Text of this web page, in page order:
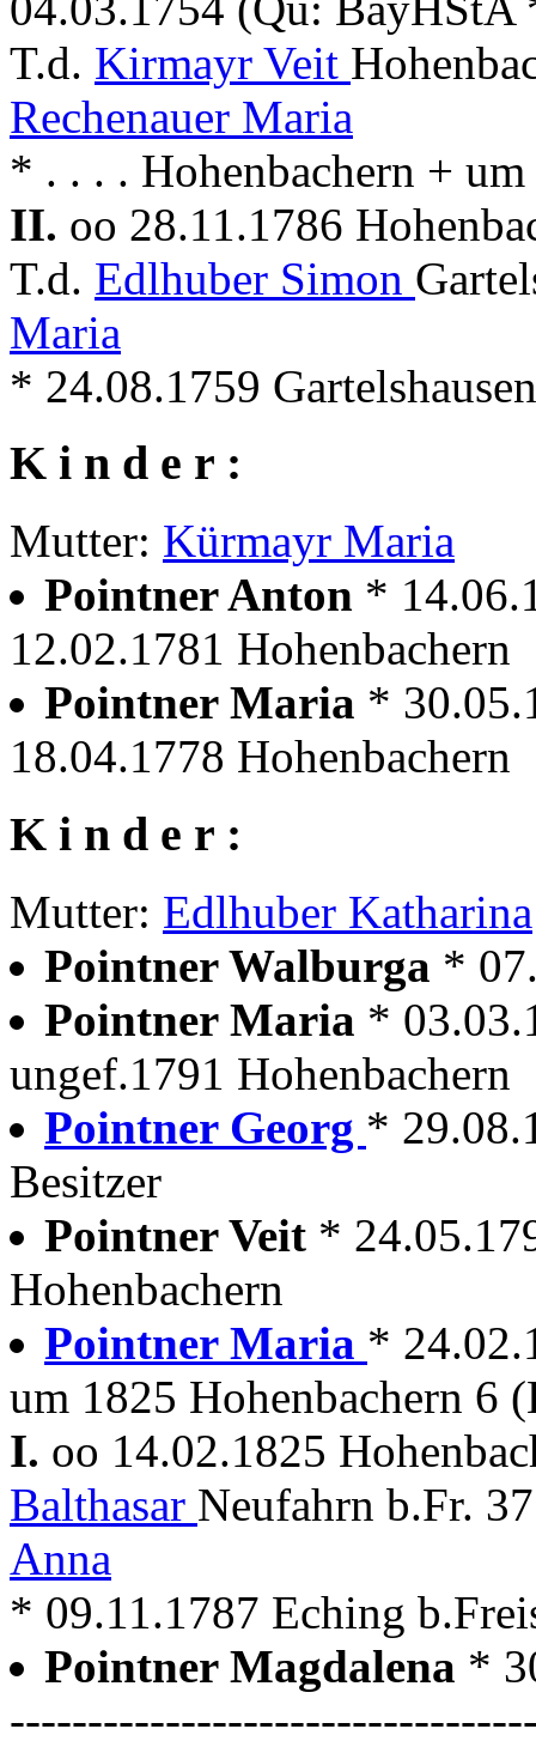
T.d. Kirmayr Veit
Rechenauer Maria
* . . . . Hohenbachern +
II. oo 28.11.1786
T.d. Edlhuber Simon
Maria
* 24.08.1759
K i n d e r :
Mutter: Kürmayr Maria
Pointner Anton *
12.02.1781 Hohenbachern
Pointner Maria *
18.04.1778 Hohenbachern
K i n d e r :
Mutter: Edlhuber Katharina
Pointner Walburga *
Pointner Maria *
ungef.1791 Hohenbachern
Pointner Georg *
Besitzer
Pointner Veit *
Hohenbachern
Pointner Maria *
um 1825 Hohenbachern 6
I. oo 14.02.1825
Balthasar Neufahrn b.Fr.
Anna
* 09.11.1787 Eching
Pointner Magdalena *